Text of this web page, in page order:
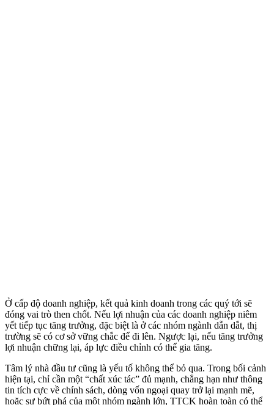
Ở cấp độ doanh nghiệp, kết quả kinh doanh trong các quý tới sẽ
đóng vai trò then chốt. Nếu lợi nhuận của các doanh nghiệp niêm
yết tiếp tục tăng trưởng, đặc biệt là ở các nhóm ngành dẫn dắt, thị
trường sẽ có cơ sở vững chắc để đi lên. Ngược lại, nếu tăng trưởng
lợi nhuận chững lại, áp lực điều chỉnh có thể gia tăng.
Tâm lý nhà đầu tư cũng là yếu tố không thể bỏ qua. Trong bối cảnh
hiện tại, chỉ cần một “chất xúc tác” đủ mạnh, chẳng hạn như thông
tin tích cực về chính sách, dòng vốn ngoại quay trở lại mạnh mẽ,
hoặc sự bứt phá của một nhóm ngành lớn, TTCK hoàn toàn có thể